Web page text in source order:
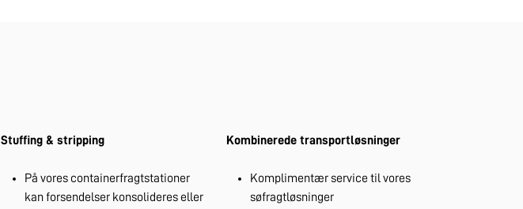
Stuffing & stripping
På vores containerfragtstationer
kan forsendelser konsolideres eller
Kombinerede transportløsninger
Komplimentær service til vores
søfragtløsninger